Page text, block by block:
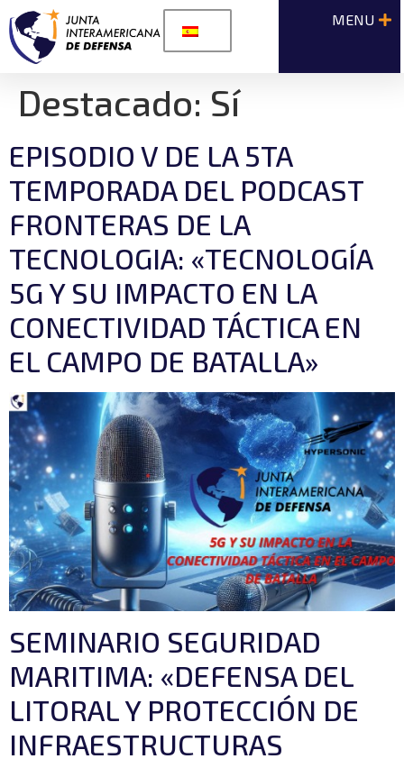
Destacado: Sí
EPISODIO V DE LA 5TA
TEMPORADA DEL PODCAST
FRONTERAS DE LA
TECNOLOGIA: «TECNOLOGÍA
5G Y SU IMPACTO EN LA
CONECTIVIDAD TÁCTICA EN
EL CAMPO DE BATALLA»
SEMINARIO SEGURIDAD
MARITIMA: «DEFENSA DEL
LITORAL Y PROTECCIÓN DE
INFRAESTRUCTURAS